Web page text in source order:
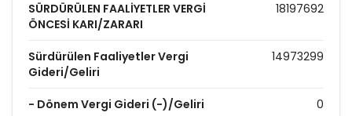
SÜRDÜRÜLEN FAALİYETLER VERGİ
ÖNCESİ KARI/ZARARI
18197692
Sürdürülen Faaliyetler Vergi
Gideri/Geliri
14973299
- Dönem Vergi Gideri (-)/Geliri 0